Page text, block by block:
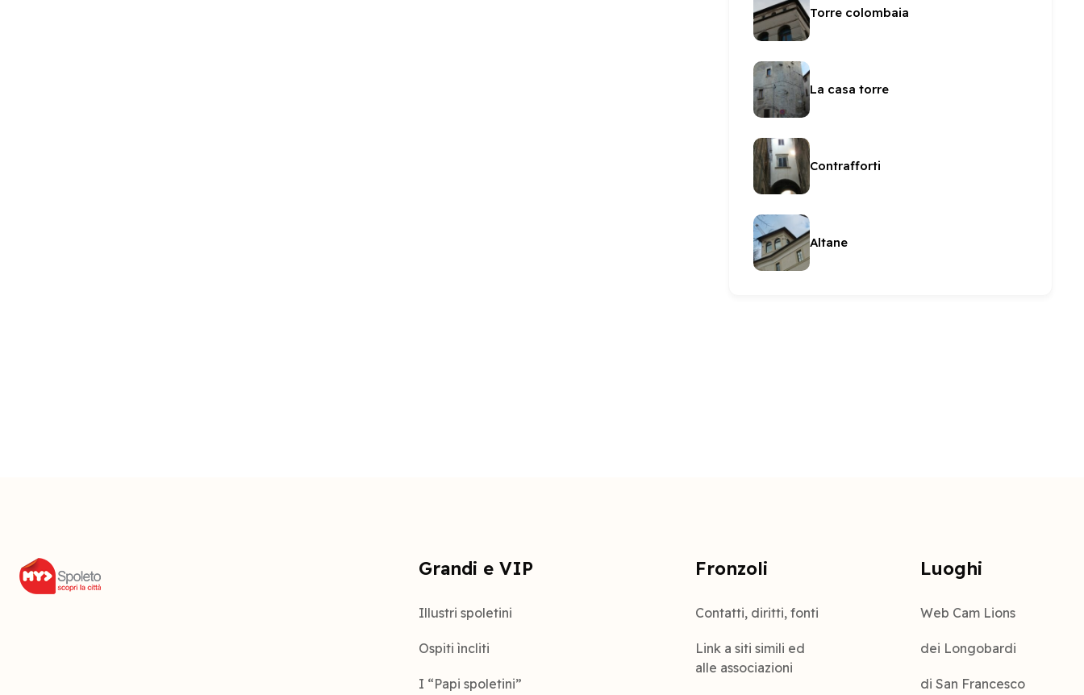
Torre colombaia
La casa torre
Contrafforti
Altane
Grandi e VIP
Illustri spoletini
Ospiti ìncliti
I “Papi spoletini”
Fronzoli
Contatti, diritti, fonti
Link a siti simili ed
alle associazioni
Luoghi
Web Cam Lions
dei Longobardi
di San Francesco